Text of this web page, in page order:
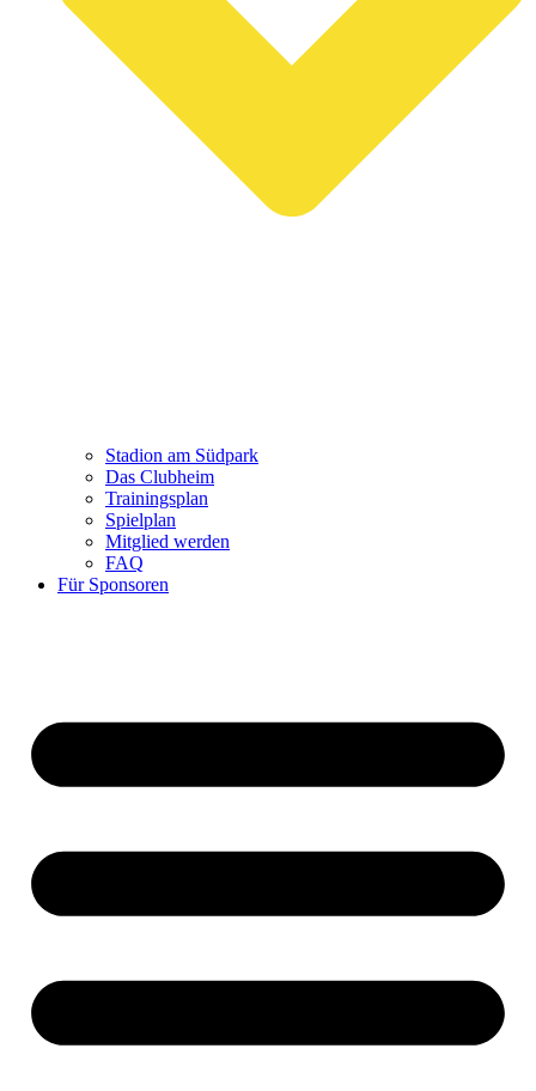
Stadion am Südpark
Das Clubheim
Trainingsplan
Spielplan
Mitglied werden
FAQ
Für Sponsoren